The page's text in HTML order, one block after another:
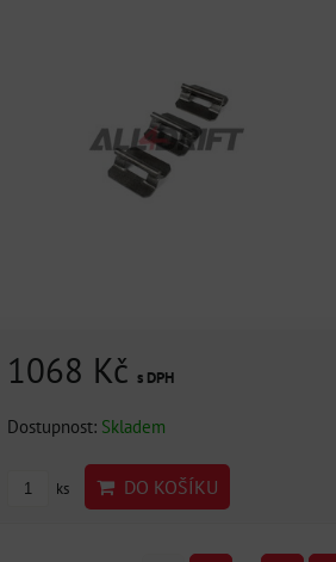
1068 Kčs DPH
Dostupnost: Skladem
ks DO KOŠÍKU